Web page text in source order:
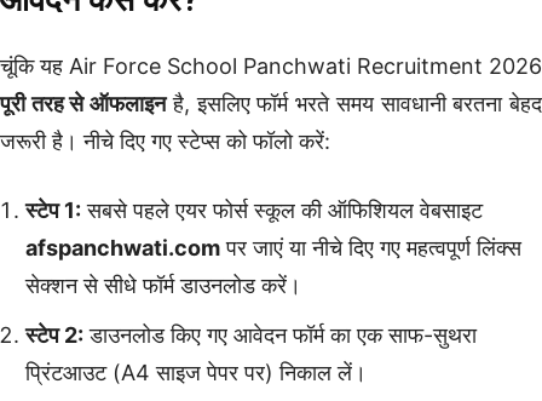
चूंकि यह Air Force School Panchwati Recruitment 2026
पूरी तरह से ऑफलाइनहै, इसलिए फॉर्म भरते समय सावधानी बरतना बेहद
जरूरी है। नीचे दिए गए स्टेप्स को फॉलो करें:
स्टेप 1: सबसे पहले एयर फोर्स स्कूल की ऑफिशियल वेबसाइट
afspanchwati.comपर जाएं या नीचे दिए गए महत्वपूर्ण लिंक्स
सेक्शन से सीधे फॉर्म डाउनलोड करें।
स्टेप 2: डाउनलोड किए गए आवेदन फॉर्म का एक साफ-सुथरा
प्रिंटआउट (A4 साइज पेपर पर) निकाल लें।